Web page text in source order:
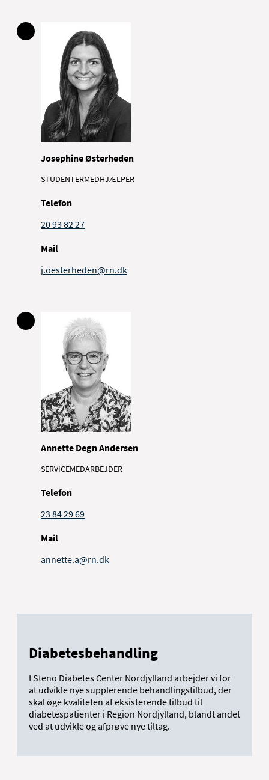
Josephine Østerheden
STUDENTERMEDHJÆLPER
Telefon
20 93 82 27
Mail
j.oesterheden@rn.dk
Annette Degn Andersen
SERVICEMEDARBEJDER
Telefon
23 84 29 69
Mail
annette.a@rn.dk
Diabetesbehandling
I Steno Diabetes Center Nordjylland arbejder vi for
at udvikle nye supplerende behandlingstilbud, der
skal øge kvaliteten af eksisterende tilbud til
diabetespatienter i Region Nordjylland, blandt andet
ved at udvikle og afprøve nye tiltag.